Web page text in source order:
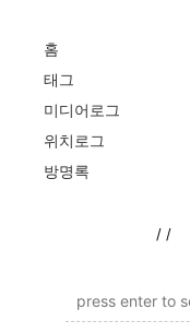
홈
태그
미디어로그
위치로그
방명록
/ /